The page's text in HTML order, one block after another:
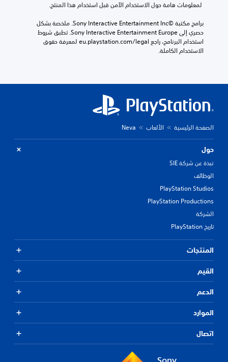
برامج مكتبة ©Sony Interactive Entertainment Inc. ملخصة بشكل
حصري إلى Sony Interactive Entertainment Europe. تطبق شروط
استخدام البرنامج، راجع eu.playstation.com/legal لمعرفة حقوق
الاستخدام الكاملة.
الصفحة الرئيسية الألعاب Neva
حول
نبذة عن شركة SIE
الوظائف
PlayStation Studios
PlayStation Productions
الشركة
تاريخ PlayStation
المنتجات
القيم
الدعم
الموارد
اتصال